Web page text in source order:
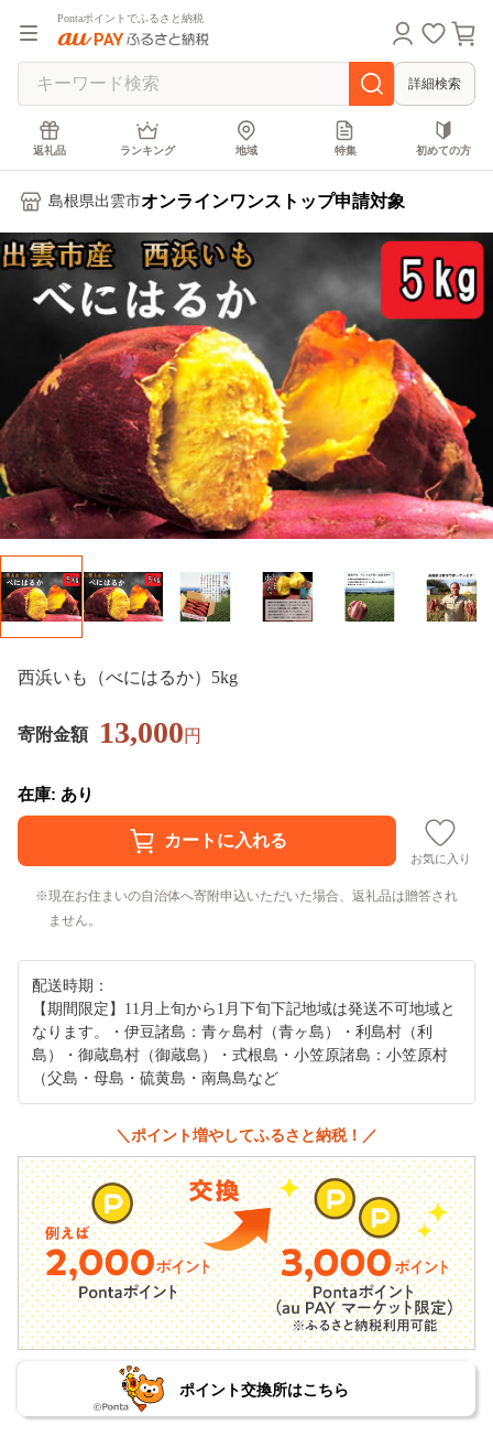
Pontaポイントでふるさと納税
詳細検索
返礼品 ランキング 地域 特集 初めての方
島根県出雲市オンラインワンストップ申請対象
西浜いも（べにはるか）5kg
寄附金額 13,000円
在庫: あり
お気に入り
現在お住まいの自治体へ寄附申込いただいた場合、返礼品は贈答され
ません。
配送時期：
【期間限定】11月上旬から1月下旬下記地域は発送不可地域と
なります。・伊豆諸島：青ヶ島村（青ヶ島）・利島村（利
島）・御蔵島村（御蔵島）・式根島・小笠原諸島：小笠原村
（父島・母島・硫黄島・南鳥島など
＼ポイント増やしてふるさと納税！／
ポイント交換所はこちら